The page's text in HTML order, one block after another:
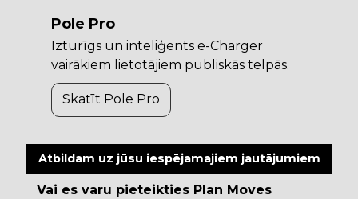
Pole Pro
Izturīgs un inteliģents e-Charger
vairākiem lietotājiem publiskās telpās.
Skatīt Pole Pro
Atbildam uz jūsu iespējamajiem jautājumiem
Vai es varu pieteikties Plan Moves